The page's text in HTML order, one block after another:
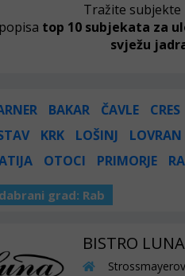
Tražite subjekte
top 10 subjekata za
svježu
BAKAR ČAVLE CRES
KRK LOŠINJ LOVRAN
OTOCI PRIMORJE
grad: Rab
BISTRO LUNA